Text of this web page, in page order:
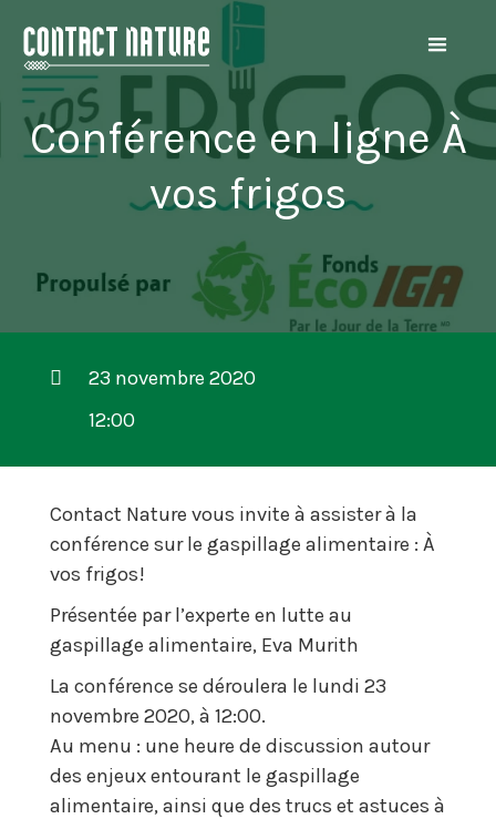
Conférence en ligne À
vos frigos
23 novembre 2020
12:00
Contact Nature vous invite à assister à la
conférence sur le gaspillage alimentaire : À
vos frigos!
Présentée par l’experte en lutte au
gaspillage alimentaire, Eva Murith
La conférence se déroulera le lundi 23
novembre 2020, à 12:00.
Au menu : une heure de discussion autour
des enjeux entourant le gaspillage
alimentaire, ainsi que des trucs et astuces à